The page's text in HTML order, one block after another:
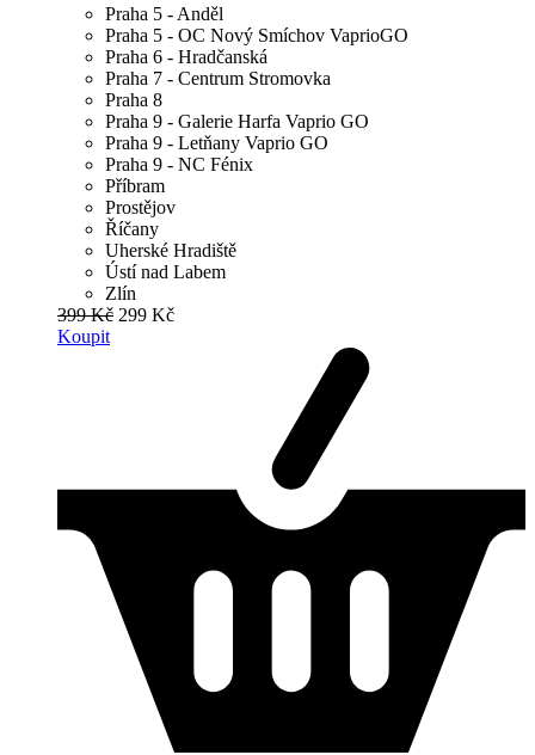
Praha 5 - Anděl
Praha 5 - OC Nový Smíchov VaprioGO
Praha 6 - Hradčanská
Praha 7 - Centrum Stromovka
Praha 8
Praha 9 - Galerie Harfa Vaprio GO
Praha 9 - Letňany Vaprio GO
Praha 9 - NC Fénix
Příbram
Prostějov
Říčany
Uherské Hradiště
Ústí nad Labem
Zlín
399 Kč 299 Kč
Koupit